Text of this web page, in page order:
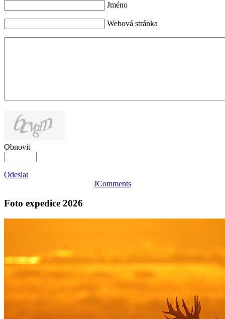
Jméno
Webová stránka
Obnovit
Odeslat
JComments
Foto expedice 2026